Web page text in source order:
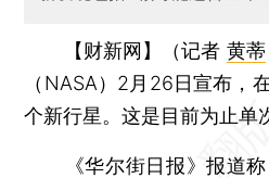
【财新网】（记者 黄蒂
（NASA）2月26日宣布，
个新行星。这是目前为止单
《华尔街日报》报道称